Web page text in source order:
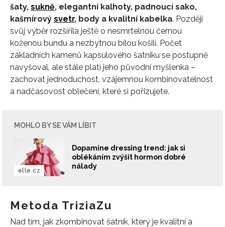
šaty, sukně, elegantní kalhoty, padnoucí sako,
kašmírový svetr, body a kvalitní kabelka. Později
svůj výběr rozšířila ještě o nesmrtelnou černou
koženou bundu a nezbytnou bílou košili. Počet
základních kamenů kapsulového šatníku se postupně
navyšoval, ale stále platí jeho původní myšlenka –
zachovat jednoduchost, vzájemnou kombinovatelnost
a nadčasovost oblečení, které si pořizujete.
MOHLO BY SE VÁM LÍBIT
Dopamine dressing trend: jak si
oblékáním zvýšit hormon dobré
nálady
elle.cz
Metoda TriziaZu
Nad tím, jak zkombinovat šatník, který je kvalitní a